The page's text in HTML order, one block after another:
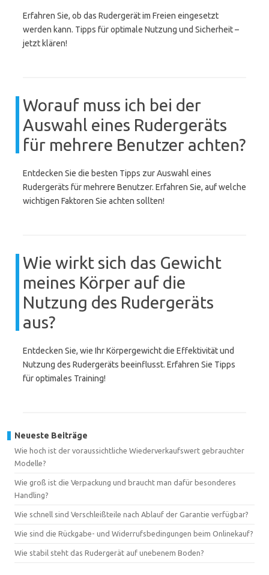
Erfahren Sie, ob das Rudergerät im Freien eingesetzt
werden kann. Tipps für optimale Nutzung und Sicherheit –
jetzt klären!
Worauf muss ich bei der
Auswahl eines Rudergeräts
für mehrere Benutzer achten?
Entdecken Sie die besten Tipps zur Auswahl eines
Rudergeräts für mehrere Benutzer. Erfahren Sie, auf welche
wichtigen Faktoren Sie achten sollten!
Wie wirkt sich das Gewicht
meines Körper auf die
Nutzung des Rudergeräts
aus?
Entdecken Sie, wie Ihr Körpergewicht die Effektivität und
Nutzung des Rudergeräts beeinflusst. Erfahren Sie Tipps
für optimales Training!
Neueste Beiträge
Wie hoch ist der voraussichtliche Wiederverkaufswert gebrauchter
Modelle?
Wie groß ist die Verpackung und braucht man dafür besonderes
Handling?
Wie schnell sind Verschleißteile nach Ablauf der Garantie verfügbar?
Wie sind die Rückgabe- und Widerrufsbedingungen beim Onlinekauf?
Wie stabil steht das Rudergerät auf unebenem Boden?